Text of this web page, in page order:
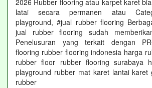
2026 Rubber flooring atau karpet karet
latai secara permanen atau
playground, #jual rubber flooring
jual rubber flooring sudah
Penelusuran yang terkait dengan
flooring rubber flooring indonesia harga
rubber floor rubber flooring surabaya
playground rubber mat karet lantai karet
rubber